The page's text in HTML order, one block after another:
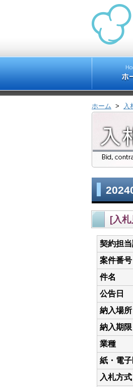
ホーム > 入
[入
契約担
案件番号
件名
公告日
納入場所
納入期限
業種
紙・電
入札方式